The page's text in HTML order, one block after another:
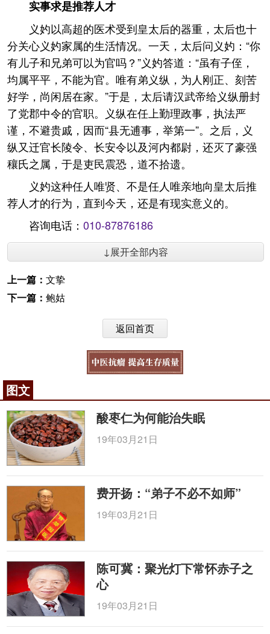
实事求是推荐人才
义妁以高超的医术受到皇太后的器重，太后也十
分关心义妁家属的生活情况。一天，太后问义妁：“你
有儿子和兄弟可以为官吗？”义妁答道：“虽有子侄，
均属平平，不能为官。唯有弟义纵，为人刚正、刻苦
好学，尚闲居在家。”于是，太后请汉武帝给义纵册封
了党郡中令的官职。义纵在任上勤理政事，执法严
谨，不避贵戚，因而“县无逋事，举第一”。之后，义
纵又迁官长陵令、长安令以及河内都尉，还灭了豪强
穰氏之属，于是吏民震恐，道不拾遗。
义妁这种任人唯贤、不是任人唯亲地向皇太后推
荐人才的行为，直到今天，还是有现实意义的。
咨询电话： 010-87876186
↓展开全部内容
上一篇： 文挚
下一篇： 鲍姑
返回首页
图文
酸枣仁为何能治失眠
19年03月21日
费开扬：“弟子不必不如师”
19年03月21日
陈可冀：聚光灯下常怀赤子之
心
19年03月21日